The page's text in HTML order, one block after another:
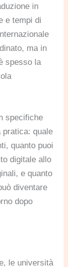
in
e tempi di
ma in
spesso la
specifiche
pratica: quale
quanto puoi
digitale allo
e quanto
diventare
dopo
le università